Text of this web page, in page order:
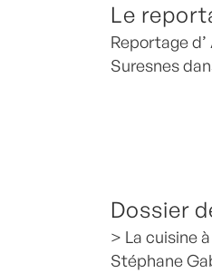
Le
Reportage
Suresnes
Dossier
> La cuisine
Stéphane